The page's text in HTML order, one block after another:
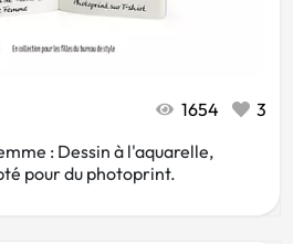
1654
3
: Dessin à l'aquarelle,
pour du photoprint.